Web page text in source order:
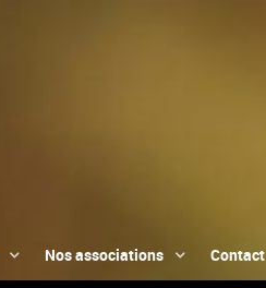
Nos associations Contact